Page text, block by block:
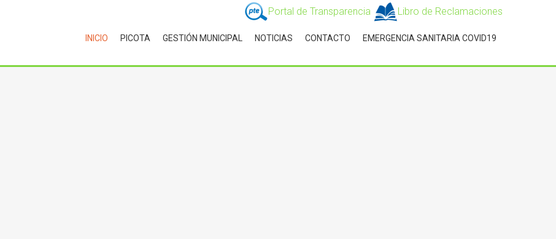
Portal de Transparencia Libro de Reclamaciones
INICIO PICOTA GESTIÓN MUNICIPAL NOTICIAS CONTACTO EMERGENCIA SANITARIA COVID19